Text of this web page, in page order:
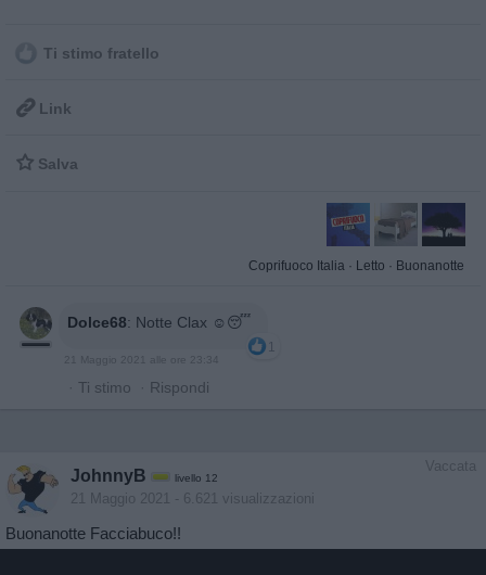
Ti stimo fratello
 Link
 Salva
Coprifuoco Italia · Letto · Buonanotte
Dolce68: Notte Clax ☺️😴
1
21 Maggio 2021 alle ore 23:34
· Ti stimo · Rispondi
Vaccata
JohnnyB livello 12
21 Maggio 2021 - 6.621 visualizzazioni
Buonanotte Facciabuco!!